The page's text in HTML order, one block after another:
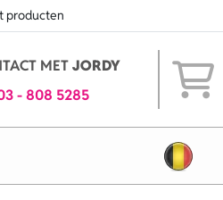
producten
METJORDY
- 808 5285